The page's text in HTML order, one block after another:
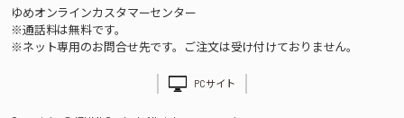
ゆめオンラインカスタマーセンター
※通話料は無料です。
※ネット専用のお問合せ先です。ご注文は受け付けておりません。
PCサイト